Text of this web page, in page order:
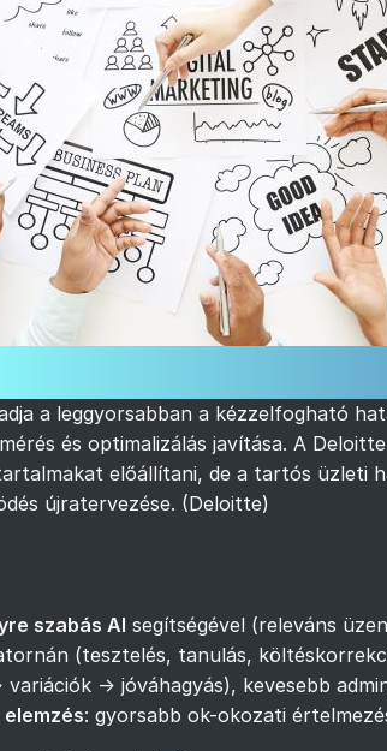
a leggyorsabban a kézzelfogható
és optimalizálás javítása. A
előállítani, de a tartós üzleti
újratervezése. (Deloitte)
szabás AI segítségével (releváns
(tesztelés, tanulás,
→ jóváhagyás), kevesebb
: gyorsabb ok-okozati